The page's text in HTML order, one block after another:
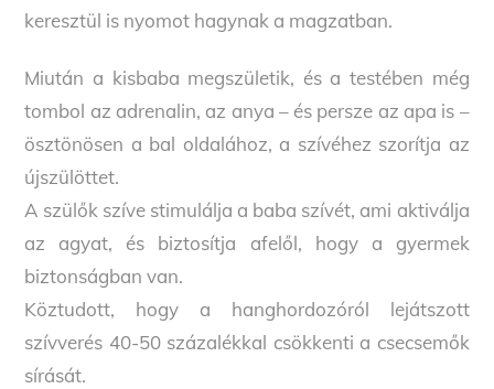
keresztül is nyomot hagynak a magzatban.
Miután a kisbaba megszületik, és a testében még
tombol az adrenalin, az anya – és persze az apa is –
ösztönösen a bal oldalához, a szívéhez szorítja az
újszülöttet.
A szülők szíve stimulálja a baba szívét, ami aktiválja
az agyat, és biztosítja afelől, hogy a gyermek
biztonságban van.
Köztudott, hogy a hanghordozóról lejátszott
szívverés 40-50 százalékkal csökkenti a csecsemők
sírását.